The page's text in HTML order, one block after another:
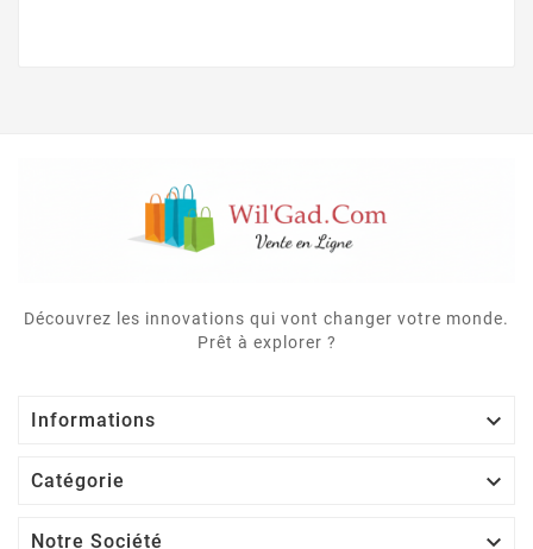
Découvrez les innovations qui vont changer votre monde.
Prêt à explorer ?
Informations 
Catégorie 
Notre Société 